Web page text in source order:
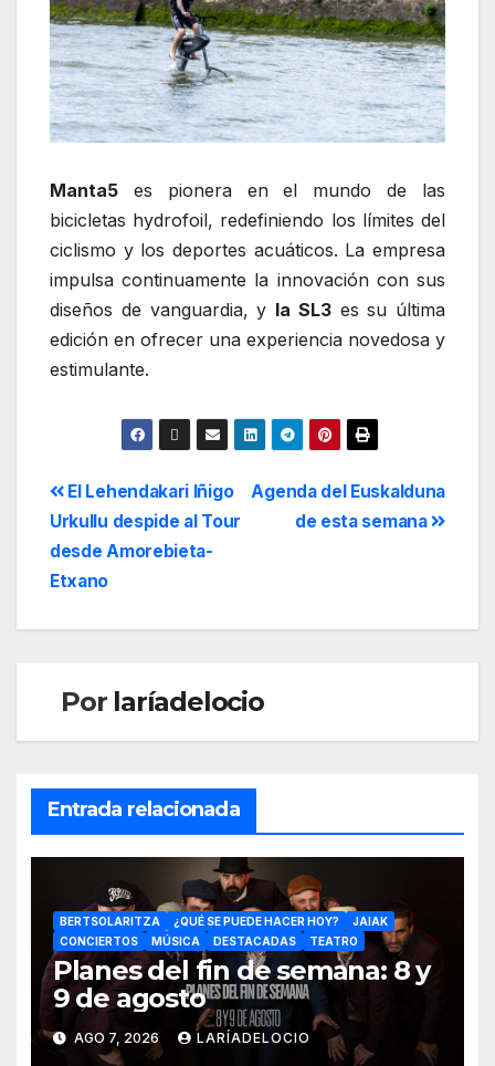
Manta5 es pionera en el mundo de las
bicicletas hydrofoil, redefiniendo los límites del
ciclismo y los deportes acuáticos. La empresa
impulsa continuamente la innovación con sus
diseños de vanguardia, y la SL3es su última
edición en ofrecer una experiencia novedosa y
estimulante.
Agenda del Euskalduna
de esta semana
El Lehendakari Iñigo
Urkullu despide al Tour
desde Amorebieta-
Etxano
Por laríadelocio
Entrada relacionada
BERTSOLARITZA ¿QUÉ SE PUEDE HACER HOY?
JAIAK
CONCIERTOS
MÚSICA DESTACADAS TEATRO
Planes del fin de semana: 8 y
9 de agosto
AGO 7, 2026 LARÍADELOCIO